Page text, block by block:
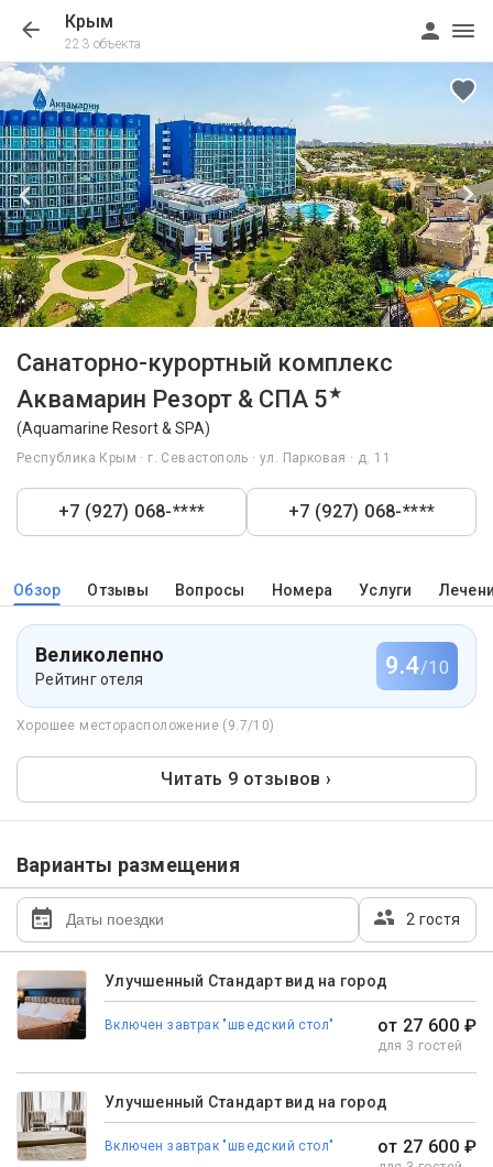
Крым
223 объекта
Санаторно-курортный комплекс
Аквамарин Резорт & СПА 5★
(Aquamarine Resort & SPA)
Республика Крым · г. Севастополь · ул. Парковая · д. 11
+7 (927) 068-**** +7 (927) 068-****
Обзор Отзывы Вопросы Номера Услуги
Великолепно
Рейтинг отеля 9.4/10
Хорошее месторасположение (9.7/10)
Читать 9 отзывов ›
Варианты размещения
2 гостя
Улучшенный Стандарт вид на город
Включен завтрак "шведский стол" от 27 600 ₽
для 3 гостей
Улучшенный Стандарт вид на город
Включен завтрак "шведский стол" от 27 600 ₽